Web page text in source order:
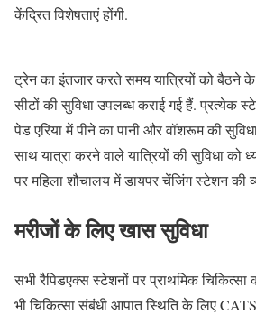
केंद्रित विशेषताएं होंगी.
ट्रेन का इंतजार करते समय यात्रियों को बैठने
सीटों की सुविधा उपलब्ध कराई गई हैं. प्रत्येक
पेड एरिया में पीने का पानी और वॉशरूम की
साथ यात्रा करने वाले यात्रियों की सुविधा को
पर महिला शौचालय में डायपर चेंजिंग स्टेशन की
मरीजों के लिए खास सुविधा
सभी रैपिडएक्स स्टेशनों पर प्राथमिक चिकित्सा
भी चिकित्सा संबंधी आपात स्थिति के लिए